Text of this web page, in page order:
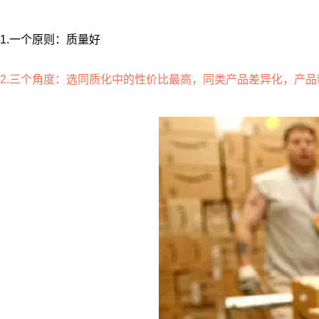
1.一个原则：质量好
2.三个角度：选同质化中的性价比最高，同类产品差异化，产